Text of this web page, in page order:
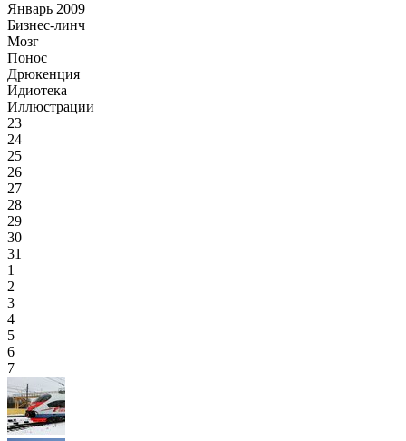
Январь 2009
Бизнес-линч
Мозг
Понос
Дрюкенция
Идиотека
Иллюстрации
23
24
25
26
27
28
29
30
31
1
2
3
4
5
6
7